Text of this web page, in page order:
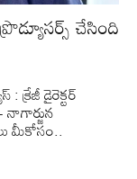
చేసింది
క్రేజీ డైరెక్టర్
మీకోసం..